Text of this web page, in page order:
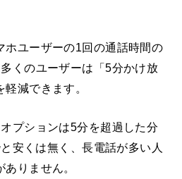
ホユーザーの1回の通話時間の
くのユーザーは「5分かけ放
減できます。
プションは5分を超過した分
安くは無く、長電話が多い人
りません。